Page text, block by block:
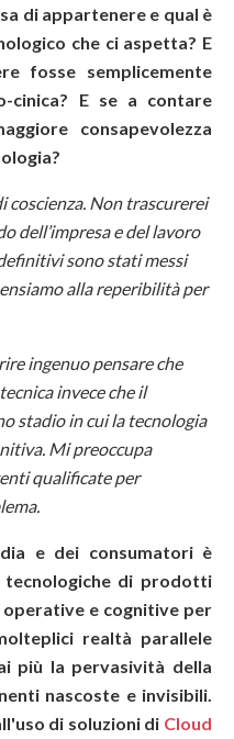
di appartenere e qual è
che ci aspetta? E
fosse semplicemente
cinica? E se a contare
consapevolezza
coscienza. Non trascurerei
dell’impresa e del lavoro
sono stati messi
alla reperibilità per
ingenuo pensare che
invece che il
stadio in cui la tecnologia
Mi preoccupa
qualificate per
e dei consumatori è
di prodotti
e cognitive per
realtà parallele
più la pervasività della
nascoste e invisibili.
di soluzioni di Cloud